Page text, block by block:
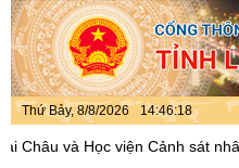
Thứ Bảy, 8/8/2026 14:46:19
Châu và Học viện Cảnh sát